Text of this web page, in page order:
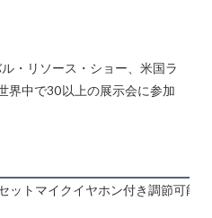
・リソース・ショー、米国ラ
界中で30以上の展示会に参加